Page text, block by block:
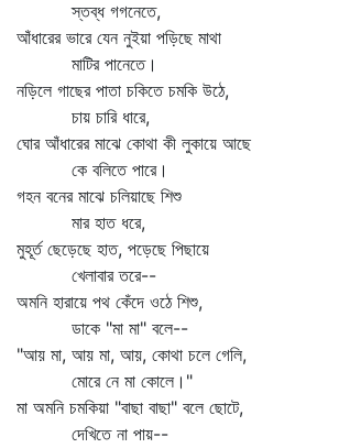
স্তব্ধ গগনেতে,
আঁধারের ভারে যেন নুইয়া পড়িছে মাথা
মাটির পানেতে।
নড়িলে গাছের পাতা চকিতে চমকি উঠে,
চায় চারি ধারে,
ঘোর আঁধারের মাঝে কোথা কী লুকায়ে আছে
কে বলিতে পারে।
গহন বনের মাঝে চলিয়াছে শিশু
মার হাত ধরে,
মুহূর্ত ছেড়েছে হাত, পড়েছে পিছায়ে
খেলাবার তরে--
অমনি হারায়ে পথ কেঁদে ওঠে শিশু,
ডাকে "মা মা" বলে--
"আয় মা, আয় মা, আয়, কোথা চলে গেলি,
মোরে নে মা কোলে।"
মা অমনি চমকিয়া "বাছা বাছা" বলে ছোটে,
দেখিতে না পায়--